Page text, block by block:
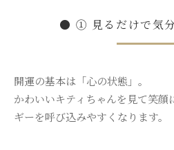
● ① 見るだけで気
開運の基本は「心の状態」。
かわいいキティちゃんを見て笑
ギーを呼び込みやすくなります。